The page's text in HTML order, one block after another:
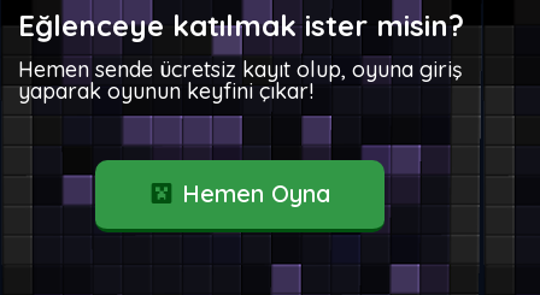
Eğlenceye katılmak ister misin?
Hemen sende ücretsiz kayıt olup, oyuna giriş
yaparak oyunun keyfini çıkar!
Hemen Oyna